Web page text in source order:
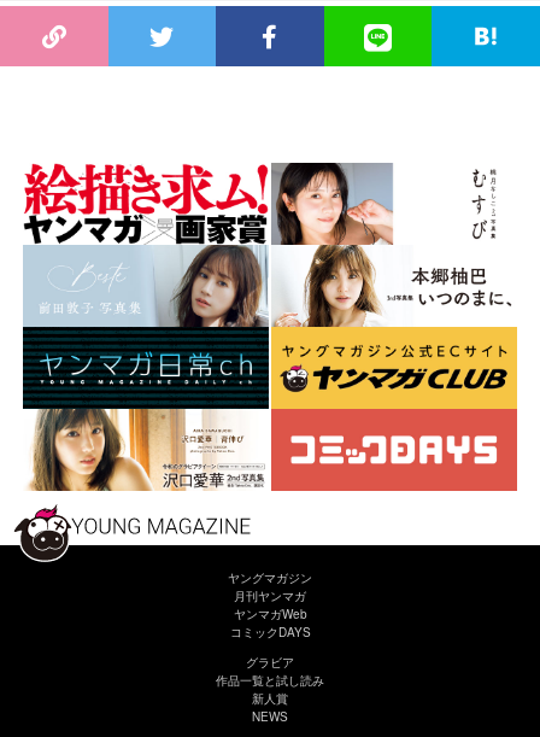
ヤングマガジン
月刊ヤンマガ
ヤンマガWeb
コミックDAYS
グラビア
作品一覧と試し読み
新人賞
NEWS